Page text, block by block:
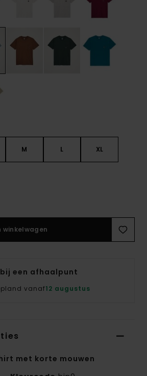
M L XL
winkelwagen
een afhaalpunt
vanaf12 augustus
met korte mouwen